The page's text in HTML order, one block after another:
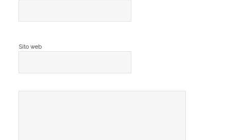
Sito web